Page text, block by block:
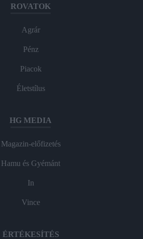
ROVATOK
Agrár
Pénz
Piacok
Életstílus
HG MEDIA
Magazin-előfizetés
Hamu és Gyémánt
In
Vince
ÉRTÉKESÍTÉS